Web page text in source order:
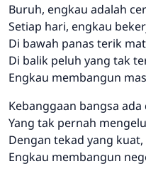
Buruh, engkau adalah
Setiap hari, engkau
Di bawah panas terik
Di balik peluh yang tak
Engkau membangun
Kebanggaan bangsa
Yang tak pernah
Dengan tekad yang kuat,
Engkau membangun